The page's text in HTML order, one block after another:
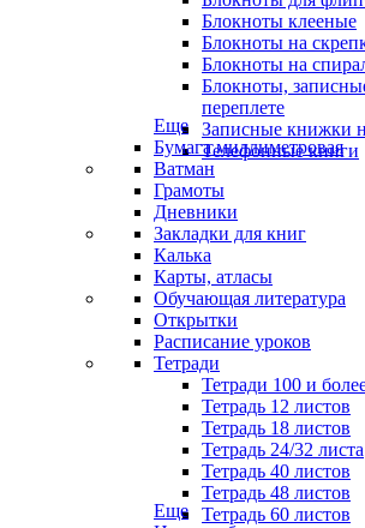
Блокноты клееные
Блокноты на
Блокноты на
Блокноты,
переплете
Записные книжки
Телефонные книги
Еще
Бумага миллиметровая
Ватман
Грамоты
Дневники
Закладки для книг
Калька
Карты, атласы
Обучающая литература
Открытки
Расписание уроков
Тетради
Тетради 100 и
Тетрадь 12 листов
Тетрадь 18 листов
Тетрадь 24/32 листа
Тетрадь 40 листов
Тетрадь 48 листов
Тетрадь 60 листов
Еще